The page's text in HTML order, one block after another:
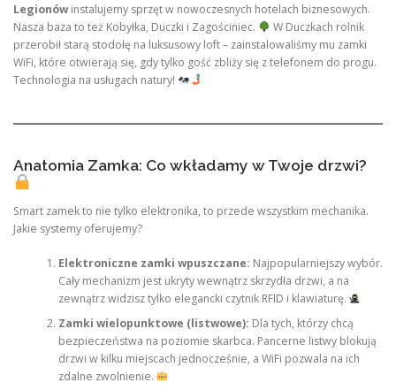
Legionówinstalujemy sprzęt w nowoczesnych hotelach biznesowych.
Nasza baza to też Kobyłka, Duczki i Zagościniec.
W Duczkach rolnik
przerobił starą stodołę na luksusowy loft – zainstalowaliśmy mu zamki
WiFi, które otwierają się, gdy tylko gość zbliży się z telefonem do progu.
Technologia na usługach natury!
Anatomia Zamka: Co wkładamy w Twoje drzwi?
Smart zamek to nie tylko elektronika, to przede wszystkim mechanika.
Jakie systemy oferujemy?
Elektroniczne zamki wpuszczane: Najpopularniejszy wybór.
Cały mechanizm jest ukryty wewnątrz skrzydła drzwi, a na
zewnątrz widzisz tylko elegancki czytnik RFID i klawiaturę.
Zamki wielopunktowe (listwowe): Dla tych, którzy chcą
bezpieczeństwa na poziomie skarbca. Pancerne listwy blokują
drzwi w kilku miejscach jednocześnie, a WiFi pozwala na ich
zdalne zwolnienie.